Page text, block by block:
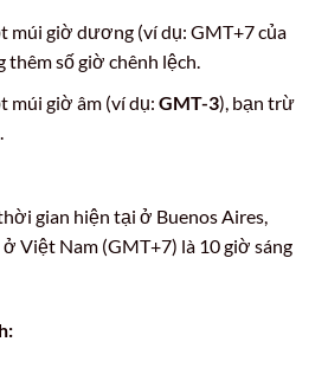
múi giờ dương (ví dụ: GMT+7 của
thêm số giờ chênh lệch.
múi giờ âm (ví dụ: GMT-3), bạn trừ
gian hiện tại ở Buenos Aires,
Việt Nam (GMT+7) là 10 giờ sáng